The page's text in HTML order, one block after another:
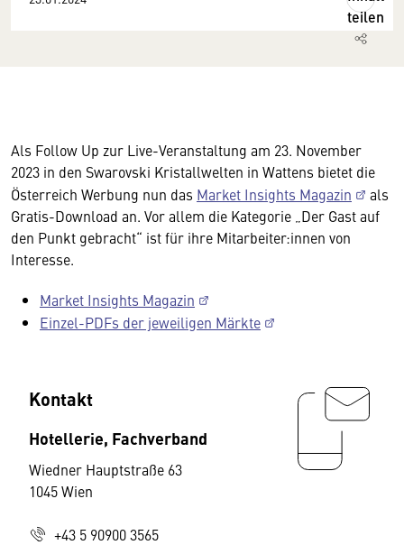
teilen
Als Follow Up zur Live-Veranstaltung am 23. November
2023 in den Swarovski Kristallwelten in Wattens bietet die
Österreich Werbung nun das Market Insights Magazin
als
Gratis-Download an. Vor allem die Kategorie „Der Gast auf
den Punkt gebracht“ ist für ihre Mitarbeiter:innen von
Interesse.
Market Insights Magazin
Einzel-PDFs der jeweiligen Märkte
Kontakt
Hotellerie, Fachverband
Wiedner Hauptstraße 63
1045 Wien
+43 5 90900 3565